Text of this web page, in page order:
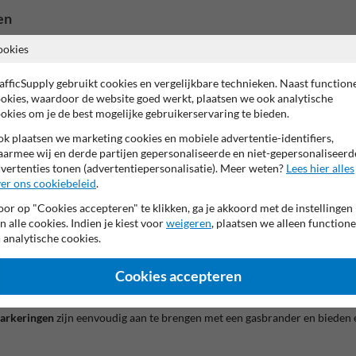
symbool voor elektrische voertuigen aan op diverse
duurzame markeringen.
je best onze gespecialiseerdemarkeringsverf. Deze is geschikt
een lange levensduur en herbruikbaarheid. Na gebruik is het
aan. Voor het beste resultaat gebruik je een spuitbus met
zijn eenvoudig aan te brengen met een gasbrander en
gebruikt cookies en vergelijkbare technieken. Naast
waardoor de website goed werkt, plaatsen we ook analytische
om je de best mogelijke gebruikerservaring te bieden.
plaatsen we marketing cookies en mobiele advertentie-identifiers,
wij en derde partijen gepersonaliseerde en niet-
tonen (advertentiepersonalisatie). Meer weten? Lees hier alles
ons cookiebeleid.
op "Cookies accepteren" te klikken, ga je akkoord met de instellingen
alle cookies. Indien je kiest voorweigeren, plaatsen we alleen
analytische cookies.
Cookies accepteren